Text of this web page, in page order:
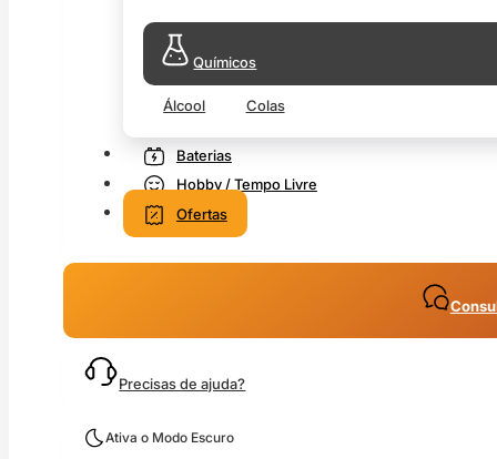
Químicos
Álcool Colas
Baterias
Hobby / Tempo Livre
Ofertas
Precisas de ajuda?
Ativa o Modo Escuro